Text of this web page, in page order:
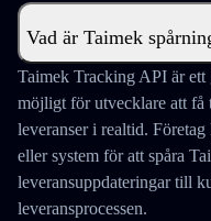
Vad är Taimek
Taimek Tracking API är ett
möjligt för utvecklare att
leveranser i realtid.
eller system för att spåra
leveransuppdateringar till
leveransprocessen.